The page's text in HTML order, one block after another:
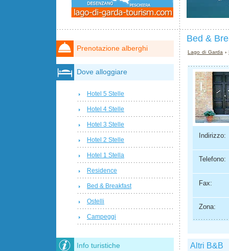
Bed &
Lago di Garda ›
Indirizzo:
Telefono:
Fax:
Zona:
Altri B&B
Prenotazione alberghi
Dove alloggiare
Hotel 5 Stelle
Hotel 4 Stelle
Hotel 3 Stelle
Hotel 2 Stelle
Hotel 1 Stella
Residence
Bed & Breakfast
Ostelli
Campeggi
Info turistiche